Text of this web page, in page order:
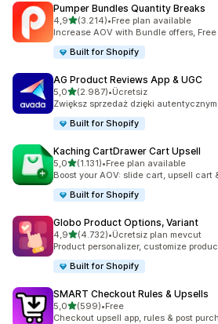
Pumper Bundles Quantity Breaks
4,95 yıldız üzerinden
(3.214)
toplam 3214 değerlendirme
•Free plan available
Increase AOV with Bundle offers,
Built for Shopify
AG Product Reviews App & UGC
5,05 yıldız üzerinden
(2.987)
toplam 2987 değerlendirme
•Ücretsiz
Zwiększ sprzedaż dzięki
Built for Shopify
Kaching CartDrawer Cart Upsell
5,05 yıldız üzerinden
(1.131)
toplam 1131 değerlendirme
•Free plan available
Boost your AOV: slide cart, upsell cart
Built for Shopify
Globo Product Options, Variant
4,95 yıldız üzerinden
(4.732)
toplam 4732 değerlendirme
•Ücretsiz plan mevcut
Product personalizer, customize
Built for Shopify
SMART Checkout Rules & Upsells
5,05 yıldız üzerinden
(599)
toplam 599 değerlendirme
•Free
Checkout upsell app, rules & post